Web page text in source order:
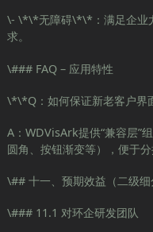
\- \*\*无障碍\*\*：满足企业
求。
\### FAQ – 应用特性
\*\*Q：如何保证新老客户界
A：WDVisArk提供“兼容层”
圆角、按钮渐变等），便于分
\## 十一、预期效益（二级细
\### 11.1 对环企研发团队